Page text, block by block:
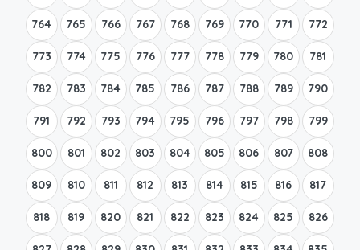
764 765 766 767 768 769 770 771 772
773 774 775 776 777 778 779 780 781
782 783 784 785 786 787 788 789 790
791 792 793 794 795 796 797 798 799
800 801 802 803 804 805 806 807 808
809 810 811 812 813 814 815 816 817
818 819 820 821 822 823 824 825 826